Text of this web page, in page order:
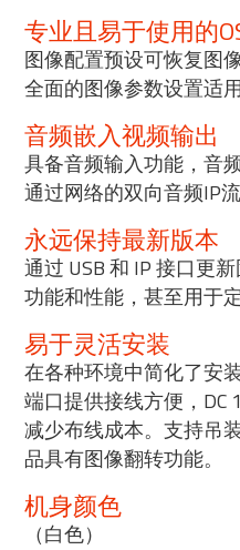
专业且易于使用的
图像配置预设可恢复图
全面的图像参数设置适
音频嵌入视频输出
具备音频输入功能，音
通过网络的双向音频IP流
永远保持最新版本
通过 USB 和 IP 接口更
功能和性能，甚至用于
易于灵活安装
在各种环境中简化了安
端口提供接线方便，DC
减少布线成本。支持吊
品具有图像翻转功能。
机身颜色
（白色）